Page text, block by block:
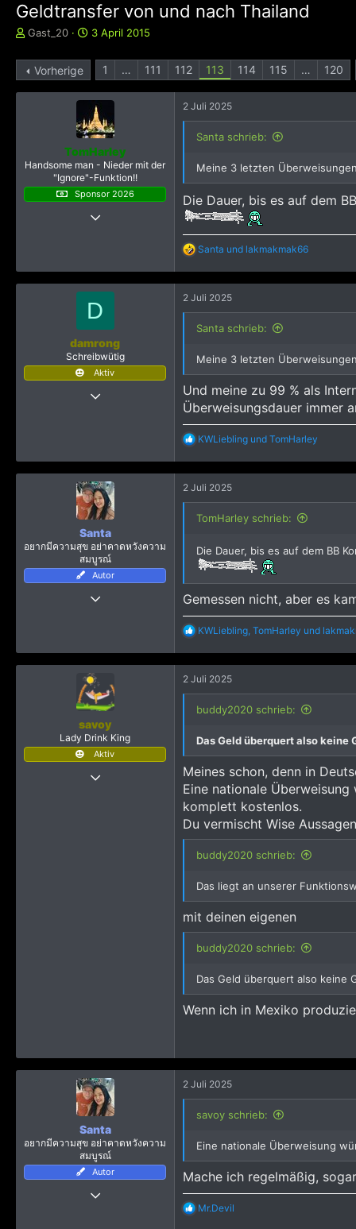
Geldtransfer von und nach Thailand
E
s
t
Gast_20
E
s
l
l
t
a
m
3 April 2015
Vorherige 1 … 111 112 113 114 115 … 120
TomHarley
Handsome man - Nieder mit der
"Ignore"-Funktion!!
Sponsor 2026
3.195
2 Juli 2025
Santa schrieb:
Meine 3 letzten
Die Dauer, bis es auf dem
R
a
k
t
i
o
n
:
Santa und lakmakmak66
D
damrong
Schreibwütig
Aktiv
20 Februar 2022
2 Juli 2025
Santa schrieb:
Meine 3 letzten
Und meine zu 99 % als
Überweisungsdauer immer
R
a
k
t
i
o
n
:
KWLiebling und TomHarley
Santa
อยากมีความสุข อย่าคาดหวังความ
สมบูรณ์
Autor
4.915
2 Juli 2025
TomHarley schrieb:
Die Dauer, bis es auf dem BB
Gemessen nicht, aber es
R
a
k
t
i
o
n
:
KWLiebling TomHarley und
savoy
Lady Drink King
Aktiv
27 August 2013
2 Juli 2025
buddy2020 schrieb:
Das Geld überquert also keine
Meines schon, denn in
Eine nationale
komplett kostenlos.
Du vermischt Wise Aussagen
buddy2020 schrieb:
Das liegt an unserer
mit deinen eigenen
buddy2020 schrieb:
Das Geld überquert also keine
Wenn ich in Mexiko
Santa
อยากมีความสุข อย่าคาดหวังความ
สมบูรณ์
Autor
2 Juli 2025
savoy schrieb:
Eine nationale Überweisung
Mache ich regelmäßig,
R
Mr.Devil